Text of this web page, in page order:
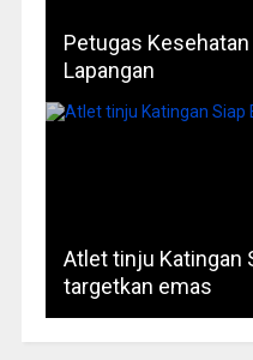
Petugas
Lapangan
Atlet tinju Katingan
targetkan emas